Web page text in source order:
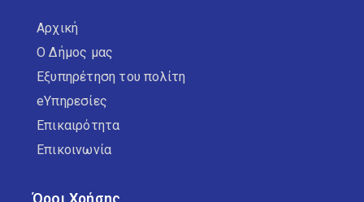
Αρχική
Ο Δήμος μας
Εξυπηρέτηση του πολίτη
eΥπηρεσίες
Επικαιρότητα
Επικοινωνία
Όροι Χρήσης